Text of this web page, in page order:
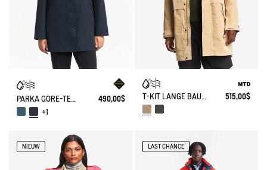
PARKA GORE-TEX® MIT MITTLANGER LÄNGE (NEUE FAVODEL AFT : AIW24WOUT006)
490,00$
+1
T-KIT LANGE BAUMWOLLPARKA MIT 3 REISSVERSCHLUSSTASCHEN MTD 515,00$
NIEUW LAST CHANCE